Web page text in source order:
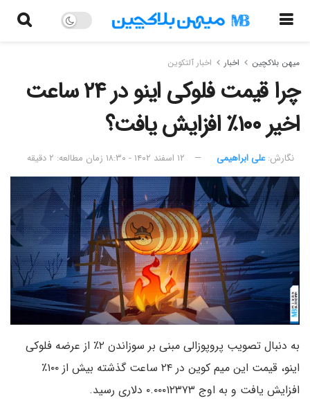
میهن بلاکچین اخبار اخبار آلتکوین
چرا قیمت فلوکی اینو در ۲۴ ساعت
اخیر ۱۰۰٪ افزایش یافت؟
نگارش:‌ علی ابراهیمی ۱۲ اسفند ۱۴۰۲ - ۱۸:۳۰ زمان مطالعه: ۲ دقیقه
به دنبال تصویب پروپوزالی مبنی بر سوزاندن ۲٪ از عرضه فلوکی
اینو، قیمت این میم کوین در ۲۴ ساعت گذشته بیش از ۱۰۰٪
افزایش یافت و به اوج ۰.۰۰۰۱۲۳۷۳ دلاری رسید.